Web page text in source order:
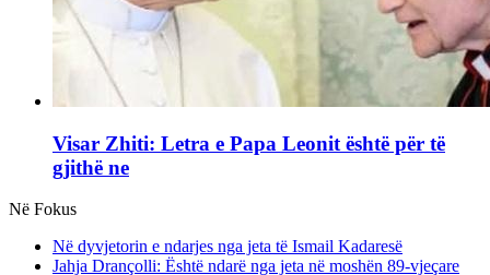
Visar Zhiti: Letra e Papa Leonit është për të
gjithë ne
Në Fokus
Në dyvjetorin e ndarjes nga jeta të Ismail Kadaresë
Jahja Drançolli: Është ndarë nga jeta në moshën 89-vjeçare